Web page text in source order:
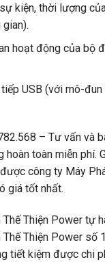
kiện, thời lượng
hoạt động của bộ
USB (với mô-đun
– Tư vấn và
hoàn toàn miễn phí.
công ty Máy
giá tốt nhất.
Thế Thiện Power tự
Thiện Power số
tiết kiệm được chi